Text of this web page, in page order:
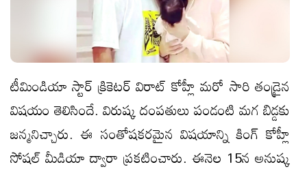
టీమిండియా స్టార్ క్రికెటర్ విరాట్ కోహ్లీ మరో సారి తండ్రైన
విషయం తెలిసిందే. విరుష్క దంపతులు పండంటి మగ బిడ్డకు
జన్మనిచ్చారు. ఈ సంతోషకరమైన విషయాన్ని కింగ్ కోహ్లీ
సోషల్ మీడియా ద్వారా ప్రకటించారు. ఈనెల 15న అనుష్క